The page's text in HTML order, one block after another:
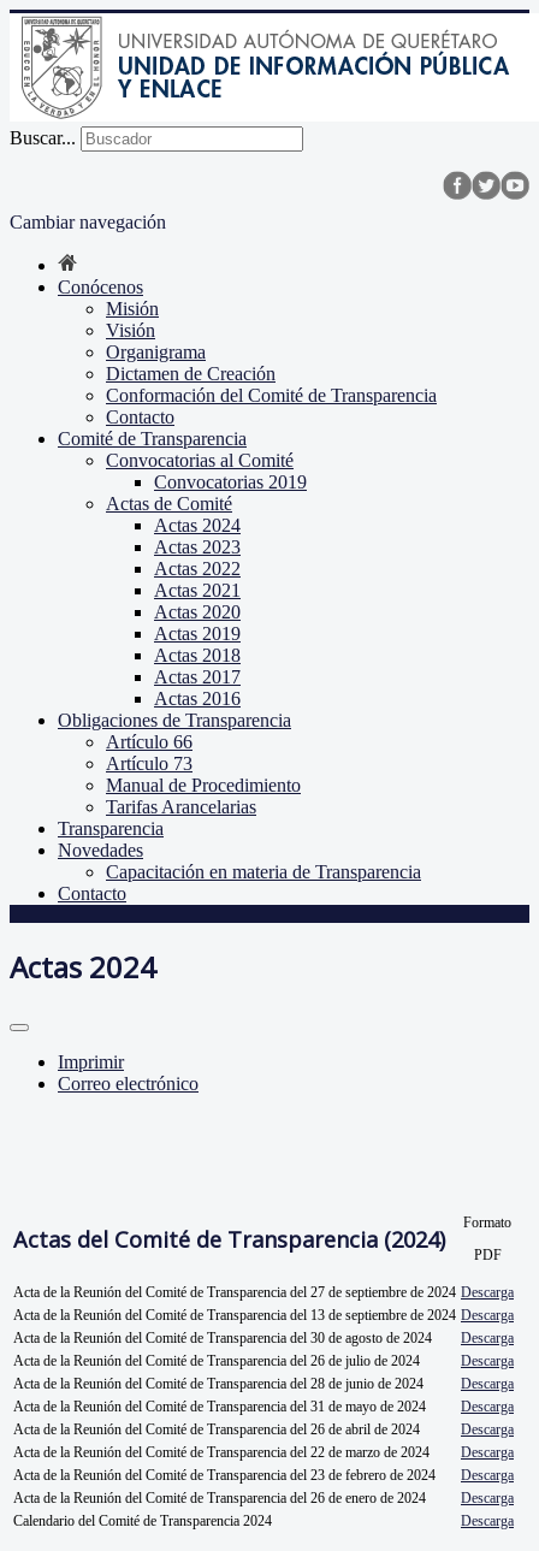
Buscar...
Cambiar navegación
Conócenos
Misión
Visión
Organigrama
Dictamen de Creación
Conformación del Comité de Transparencia
Contacto
Comité de Transparencia
Convocatorias al Comité
Convocatorias 2019
Actas de Comité
Actas 2024
Actas 2023
Actas 2022
Actas 2021
Actas 2020
Actas 2019
Actas 2018
Actas 2017
Actas 2016
Obligaciones de Transparencia
Artículo 66
Artículo 73
Manual de Procedimiento
Tarifas Arancelarias
Transparencia
Novedades
Capacitación en materia de Transparencia
Contacto
Actas 2024
Imprimir
Correo electrónico
Actas del Comité de Transparencia (2024)
Formato
PDF
Acta de la Reunión del Comité de Transparencia del 27 de septiembre de 2024 Descarga
Acta de la Reunión del Comité de Transparencia del 13 de septiembre de 2024 Descarga
Acta de la Reunión del Comité de Transparencia del 30 de agosto de 2024
Descarga
Acta de la Reunión del Comité de Transparencia del 26 de julio de 2024
Descarga
Acta de la Reunión del Comité de Transparencia del 28 de junio de 2024
Descarga
Acta de la Reunión del Comité de Transparencia del 31 de mayo de 2024
Descarga
Acta de la Reunión del Comité de Transparencia del 26 de abril de 2024
Descarga
Acta de la Reunión del Comité de Transparencia del 22 de marzo de 2024
Descarga
Acta de la Reunión del Comité de Transparencia del 23 de febrero de 2024
Descarga
Acta de la Reunión del Comité de Transparencia del 26 de enero de 2024
Descarga
Calendario del Comité de Transparencia 2024
Descarga